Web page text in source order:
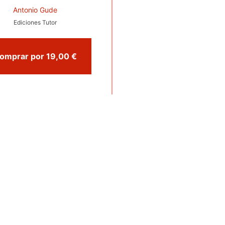
Antonio Gude
Ediciones Tutor
Comprar por 19,00 €